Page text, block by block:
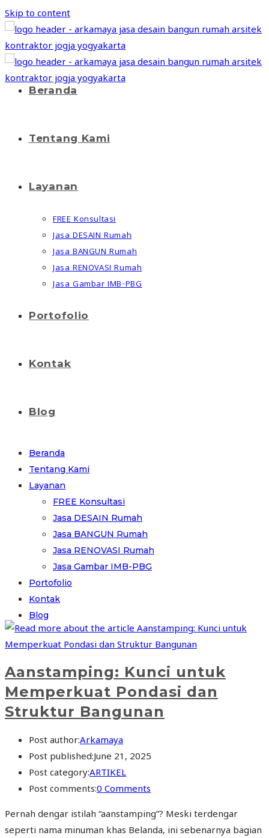
Skip to content
Beranda
Tentang Kami
Layanan
FREE Konsultasi
Jasa DESAIN Rumah
Jasa BANGUN Rumah
Jasa RENOVASI Rumah
Jasa Gambar IMB-PBG
Portofolio
Kontak
Blog
Beranda
Tentang Kami
Layanan
FREE Konsultasi
Jasa DESAIN Rumah
Jasa BANGUN Rumah
Jasa RENOVASI Rumah
Jasa Gambar IMB-PBG
Portofolio
Kontak
Blog
Aanstamping: Kunci untuk
Memperkuat Pondasi dan
Struktur Bangunan
Post author:Arkamaya
Post published:June 21, 2025
Post category:ARTIKEL
Post comments:0 Comments
Pernah dengar istilah “aanstamping”? Meski terdengar
seperti nama minuman khas Belanda, ini sebenarnya bagian